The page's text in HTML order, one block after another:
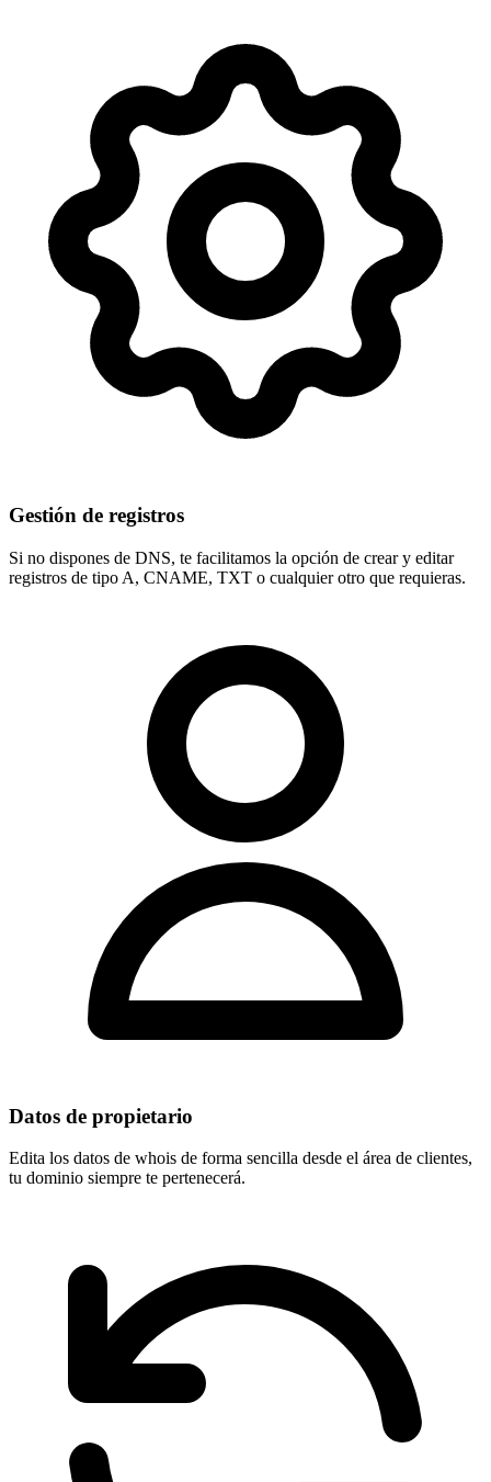
Gestión de registros
Si no dispones de DNS, te facilitamos la opción de crear y editar
registros de tipo A, CNAME, TXT o cualquier otro que requieras.
Datos de propietario
Edita los datos de whois de forma sencilla desde el área de clientes,
tu dominio siempre te pertenecerá.